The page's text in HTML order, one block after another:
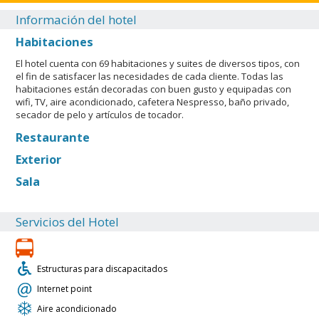
Información del hotel
Habitaciones
El hotel cuenta con 69 habitaciones y suites de diversos tipos, con
el fin de satisfacer las necesidades de cada cliente. Todas las
habitaciones están decoradas con buen gusto y equipadas con
wifi, TV, aire acondicionado, cafetera Nespresso, baño privado,
secador de pelo y artículos de tocador.
Restaurante
Exterior
Sala
Servicios del Hotel
Estructuras para discapacitados
Internet point
Aire acondicionado